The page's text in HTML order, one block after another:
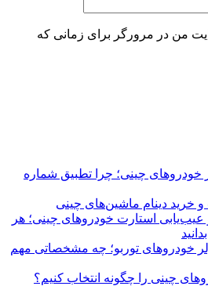
من در مرورگر برای زمانی که
خودروهای چینی؛ چرا تطبیق شماره
و خرید دینام ماشین‌های چینی
عیب‌یابی استارت خودروهای چینی؛ هر
خودروهای توربو؛ چه مشخصاتی مهم
چینی را چگونه انتخاب کنیم؟